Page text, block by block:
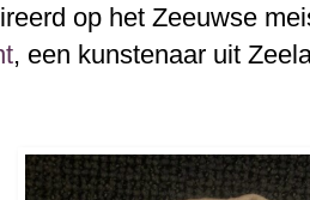
op het Zeeuwse
, een kunstenaar uit